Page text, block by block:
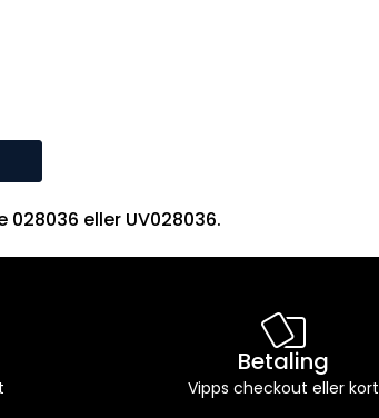
eller UV028036.
Betaling
Vipps checkout eller kort